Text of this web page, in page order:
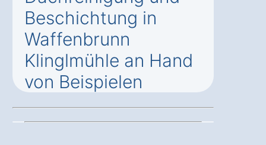
Beschichtung in
Waffenbrunn
Klinglmühle an Hand
von Beispielen